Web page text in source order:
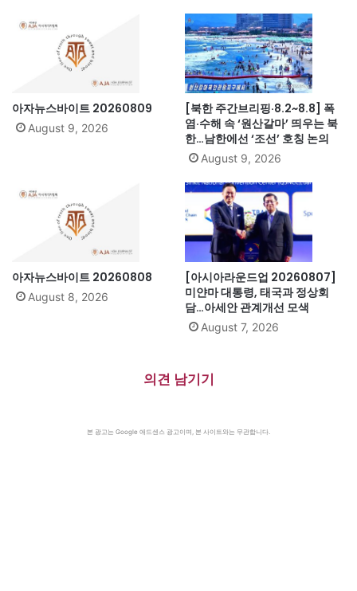
아자뉴스바이트 20260809
August 9, 2026
[북한 주간브리핑·8.2~8.8] 폭
염·수해 속 ‘원산갈마’ 띄우는 북
한…남한에선 ‘조선’ 호칭 논의
August 9, 2026
아자뉴스바이트 20260808
August 8, 2026
[아시아라운드업 20260807]
미얀마 대통령, 태국과 정상회
담…아세안 관계개선 모색
August 7, 2026
의견 남기기
본 광고는 Google 애드센스 광고이며, 본 사이트와는 무관합니다.